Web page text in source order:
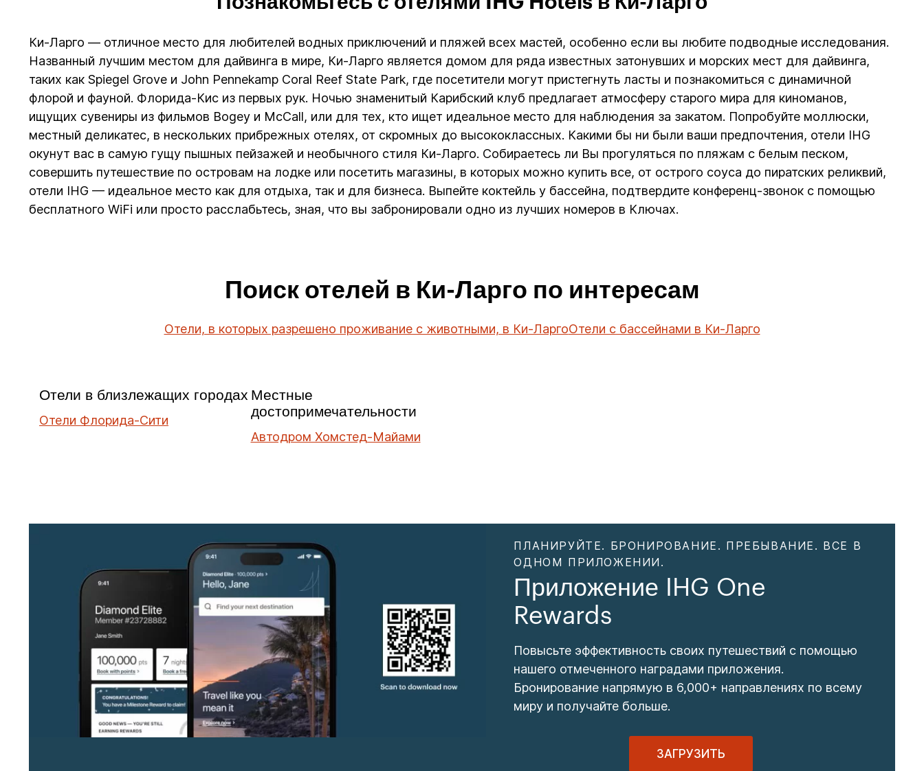
Ки-Ларго — отличное место для любителей водных приключений и пляжей всех мастей, особенно если вы любите подводные исследования.
Названный лучшим местом для дайвинга в мире, Ки-Ларго является домом для ряда известных затонувших и морских мест для дайвинга,
таких как Spiegel Grove и John Pennekamp Coral Reef State Park, где посетители могут пристегнуть ласты и познакомиться с динамичной
флорой и фауной. Флорида-Кис из первых рук. Ночью знаменитый Карибский клуб предлагает атмосферу старого мира для киноманов,
ищущих сувениры из фильмов Bogey и McCall, или для тех, кто ищет идеальное место для наблюдения за закатом. Попробуйте моллюски,
местный деликатес, в нескольких прибрежных отелях, от скромных до высококлассных. Какими бы ни были ваши предпочтения, отели IHG
окунут вас в самую гущу пышных пейзажей и необычного стиля Ки-Ларго. Собираетесь ли Вы прогуляться по пляжам с белым песком,
совершить путешествие по островам на лодке или посетить магазины, в которых можно купить все, от острого соуса до пиратских реликвий,
отели IHG — идеальное место как для отдыха, так и для бизнеса. Выпейте коктейль у бассейна, подтвердите конференц-звонок с помощью
бесплатного WiFi или просто расслабьтесь, зная, что вы забронировали одно из лучших номеров в Ключах.
Поиск отелей в Ки-Ларго по интересам
Отели, в которых разрешено проживание с животными, в Ки-ЛаргоОтели с бассейнами в Ки-Ларго
Отели в близлежащих городах
Отели Флорида-Сити
Местные
достопримечательности
Автодром Хомстед-Майами
ПЛАНИРУЙТЕ. БРОНИРОВАНИЕ. ПРЕБЫВАНИЕ. ВСЕ В
ОДНОМ ПРИЛОЖЕНИИ.
Приложение IHG One
Rewards
Повысьте эффективность своих путешествий с помощью
нашего отмеченного наградами приложения.
Бронирование напрямую в 6,000+ направлениях по всему
миру и получайте больше.
ЗАГРУЗИТЬ